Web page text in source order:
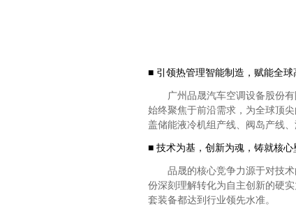
■ 引领热管理智能制造，赋能全球
广州品晟汽车空调设备股份
始终聚焦于前沿需求，为全球顶
盖储能液冷机组产线、阀岛产线、
■ 技术为基，创新为魂，铸就核心
品晟的核心竞争力源于对技
份深刻理解转化为自主创新的硬
套装备都达到行业领先水准。